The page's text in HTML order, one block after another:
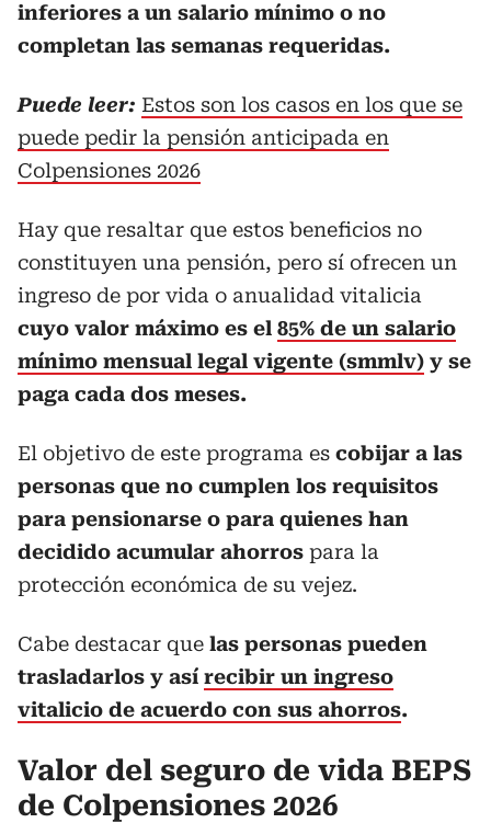
inferiores a un salario mínimo o no
completan las semanas requeridas.
Puede leer: Estos son los casos en los que se
puede pedir la pensión anticipada en
Colpensiones 2026
Hay que resaltar que estos beneficios no
constituyen una pensión, pero sí ofrecen un
ingreso de por vida o anualidad vitalicia
cuyo valor máximo es el 85% de un salario
mínimo mensual legal vigente (smmlv) y se
paga cada dos meses.
El objetivo de este programa es cobijar a las
personas que no cumplen los requisitos
para pensionarse o para quienes han
decidido acumular ahorros para la
protección económica de su vejez.
Cabe destacar que las personas pueden
trasladarlos y así recibir un ingreso
vitalicio de acuerdo con sus ahorros.
Valor del seguro de vida BEPS
de Colpensiones 2026